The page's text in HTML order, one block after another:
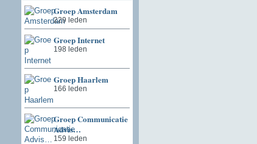
Groep Amsterdam
229 leden
Groep Internet
198 leden
Groep Haarlem
166 leden
Groep Communicatie
Advis…
159 leden